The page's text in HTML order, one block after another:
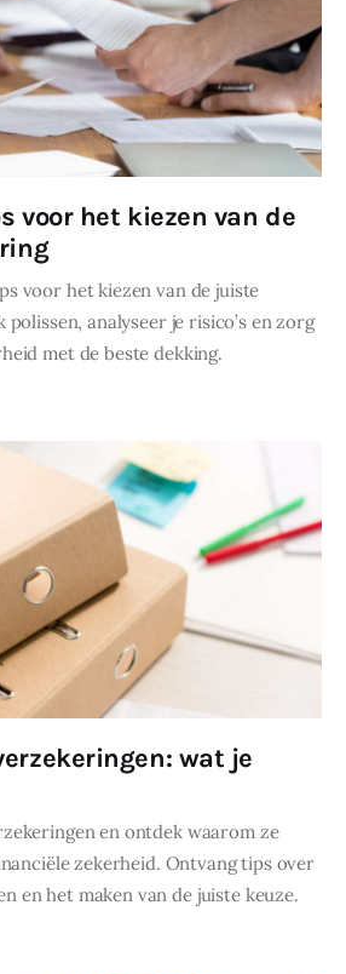
voor het kiezen van de
voor het kiezen van de juiste
analyseer je risico’s en zorg
met de beste dekking.
wat je
en ontdek waarom ze
zekerheid. Ontvang tips over
en het maken van de juiste keuze.